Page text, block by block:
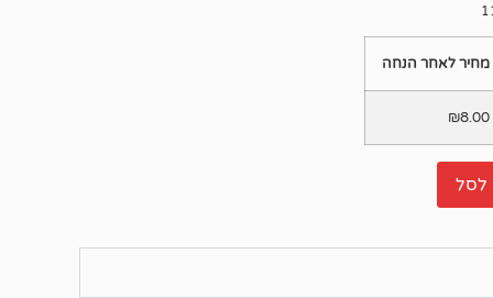
מחיר לאחר הנחה
₪8.00
לסל